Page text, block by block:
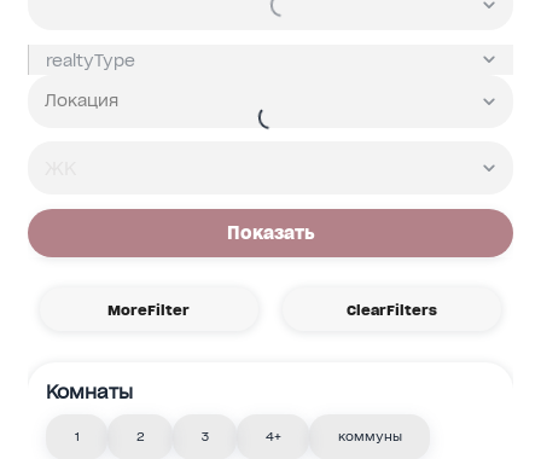
Показать
MoreFilter ClearFilters
Комнаты
1 2 3 4+ коммуны